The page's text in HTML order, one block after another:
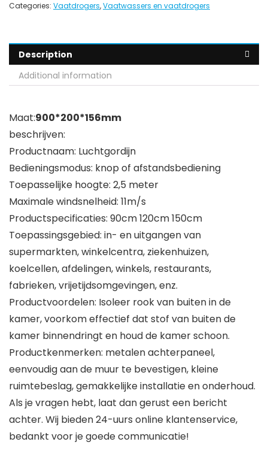
Categories: Vaatdrogers,Vaatwassers en vaatdrogers
Description
Additional information
Maat:900*200*156mm
beschrijven:
Productnaam: Luchtgordijn
Bedieningsmodus: knop of afstandsbediening
Toepasselijke hoogte: 2,5 meter
Maximale windsnelheid: 11m/s
Productspecificaties: 90cm 120cm 150cm
Toepassingsgebied: in- en uitgangen van
supermarkten, winkelcentra, ziekenhuizen,
koelcellen, afdelingen, winkels, restaurants,
fabrieken, vrijetijdsomgevingen, enz.
Productvoordelen: Isoleer rook van buiten in de
kamer, voorkom effectief dat stof van buiten de
kamer binnendringt en houd de kamer schoon.
Productkenmerken: metalen achterpaneel,
eenvoudig aan de muur te bevestigen, kleine
ruimtebeslag, gemakkelijke installatie en onderhoud.
Als je vragen hebt, laat dan gerust een bericht
achter. Wij bieden 24-uurs online klantenservice,
bedankt voor je goede communicatie!